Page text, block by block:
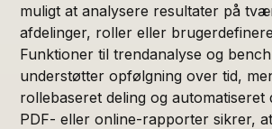
muligt at analysere resultater på
afdelinger, roller eller
Funktioner til trendanalyse og
understøtter opfølgning over tid,
rollebaseret deling og automatiseret
PDF- eller online-rapporter sikrer,